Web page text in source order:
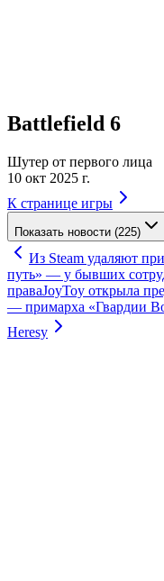
Battlefield 6
Шутер от первого лица
10 окт 2025 г.
К странице игры
Показать новости (225)
Из Steam удаляют
путь» — у бывших
праваJoyToy открыла
— примарха «Гвардии
Heresy